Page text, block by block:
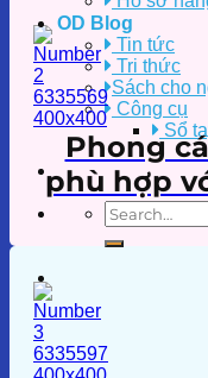
OD Blog
Tin tức
Tri thức
Sách cho
Công cụ
Sổ
Phong
phù hợp